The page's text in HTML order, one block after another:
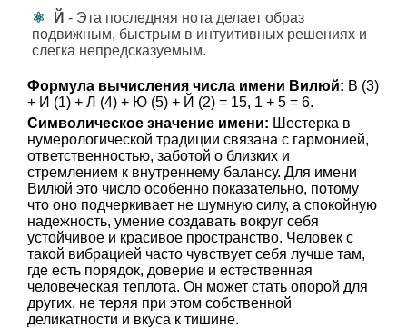
Й - Эта последняя нота делает образ
подвижным, быстрым в интуитивных решениях и
слегка непредсказуемым.
Формула вычисления числа имени Вилюй: В (3)
+ И (1) + Л (4) + Ю (5) + Й (2) = 15, 1 + 5 = 6.
Символическое значение имени: Шестерка в
нумерологической традиции связана с гармонией,
ответственностью, заботой о близких и
стремлением к внутреннему балансу. Для имени
Вилюй это число особенно показательно, потому
что оно подчеркивает не шумную силу, а спокойную
надежность, умение создавать вокруг себя
устойчивое и красивое пространство. Человек с
такой вибрацией часто чувствует себя лучше там,
где есть порядок, доверие и естественная
человеческая теплота. Он может стать опорой для
других, не теряя при этом собственной
деликатности и вкуса к тишине.